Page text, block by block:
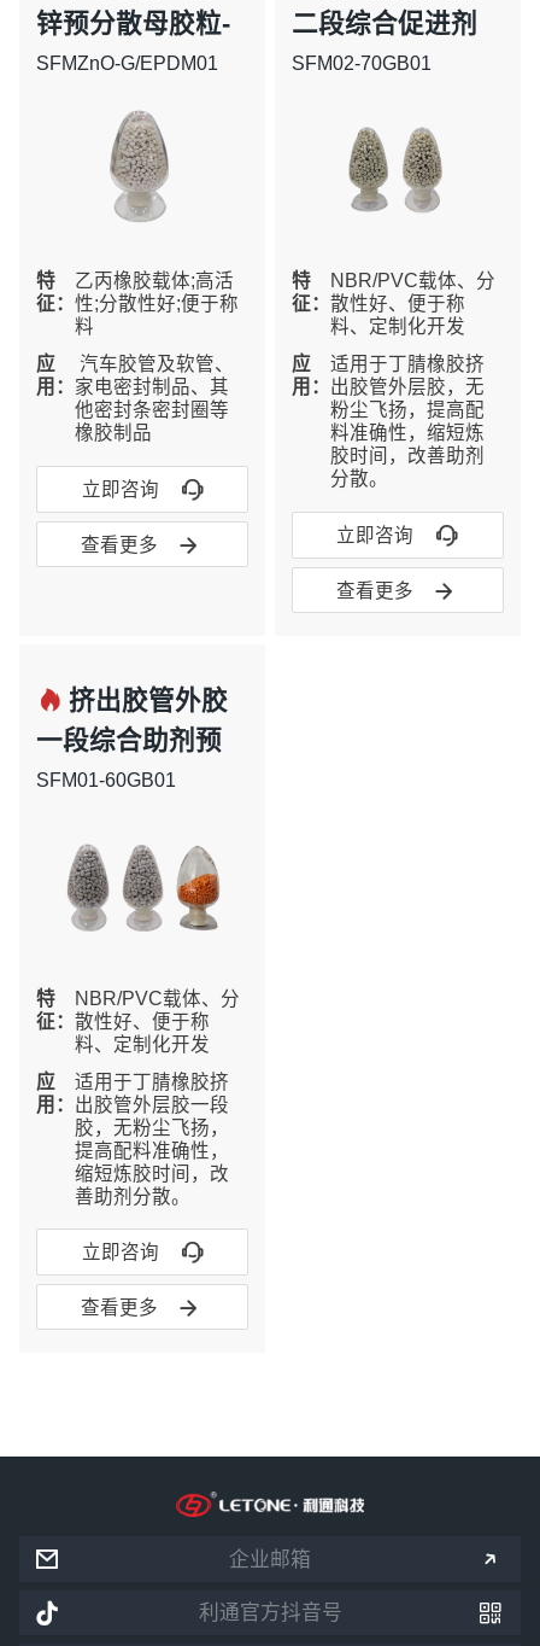
锌预分散母胶粒-
EPDM
SFMZnO-G/EPDM01
特
征：
乙丙橡胶载体;高活
性;分散性好;便于称
料
应
用：
汽车胶管及软管、
家电密封制品、其
他密封条密封圈等
橡胶制品
立即咨询 
查看更多 
二段综合促进剂
预分散母胶粒
SFM02-70GB01
特
征：
NBR/PVC载体、分
散性好、便于称
料、定制化开发
应
用：
适用于丁腈橡胶挤
出胶管外层胶，无
粉尘飞扬，提高配
料准确性，缩短炼
胶时间，改善助剂
分散。
立即咨询 
查看更多 
 挤出胶管外胶
一段综合助剂预
分散母胶粒
SFM01-60GB01
特
征：
NBR/PVC载体、分
散性好、便于称
料、定制化开发
应
用：
适用于丁腈橡胶挤
出胶管外层胶一段
胶，无粉尘飞扬，
提高配料准确性，
缩短炼胶时间，改
善助剂分散。
立即咨询 
查看更多 
 企业邮箱 
 利通官方抖音号 